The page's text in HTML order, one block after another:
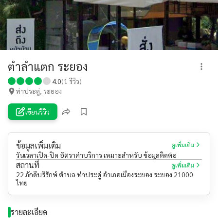
ตำลำแตก ระยอง
4.0(1 รีวิว)
ท่าประดู่, ระยอง
เขียนรีวิว
ข้อมูลเพิ่มเติม ดูเพิ่มเติม
วันเวลาเปิด-ปิด อัตราค่าบริการ เหมาะสำหรับ ข้อมูลติดต่อ
สถานที่ ดูเพิ่มเติม
22 ภักดีบริรักษ์ ตำบล ท่าประดู่ อำเภอเมืองระยอง ระยอง 21000
ไทย
รายละเอียด